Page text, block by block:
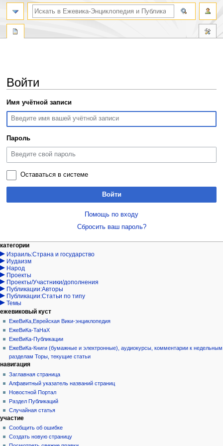
Войти
Перейти
к
навигации
Перейти
к
поиску
Имя учётной записи
Пароль
Оставаться в системе
Войти
Помощь по входу
Сбросить ваш пароль?
Навигация
действия на странице
служебная
страница
персональные инструменты
войти
запрос
учётной
записи
категории
Израиль:Страна и государство
Иудаизм
Народ
Проекты
Проекты/Участники/дополнения
Публикации:Авторы
Публикации:Статьи по типу
Темы
поиск по словам
ежевиковый куст
ЕжеВиКа,Еврейская Вики-энциклопедия
ЕжеВиКа-ТаНаХ
ЕжеВиКа-Публикации
ЕжеВиКа-Книги (бумажные и электронные), аудиокурсы, комментарии к недельным
разделам Торы, текущие статьи
навигация
Заглавная страница
Алфавитный указатель названий страниц
Новостной Портал
Раздел Публикаций
Случайная статья
участие
Сообщить об ошибке
Создать новую страницу